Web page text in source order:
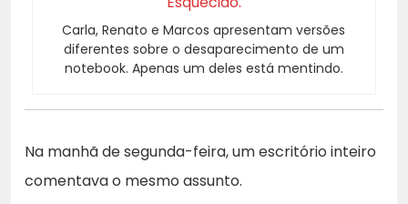
Carla, Renato e Marcos apresentam versões
diferentes sobre o desaparecimento de um
notebook. Apenas um deles está mentindo.
Na manhã de segunda-feira, um escritório inteiro
comentava o mesmo assunto.